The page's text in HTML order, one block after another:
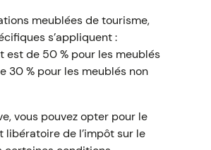
meublées de tourisme,
s’appliquent :
est de 50 % pour les meublés
30 % pour les meublés non
vous pouvez opter pour le
libératoire de l’impôt sur le